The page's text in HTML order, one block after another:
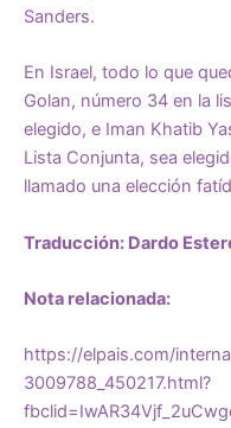
Sanders.
En Israel, todo lo que
Golan, número 34 en la
elegido, e Iman Khatib
Lista Conjunta, sea
llamado una elección
Traducción: Dardo
Nota relacionada:
https://elpais.com/
3009788_450217.html?